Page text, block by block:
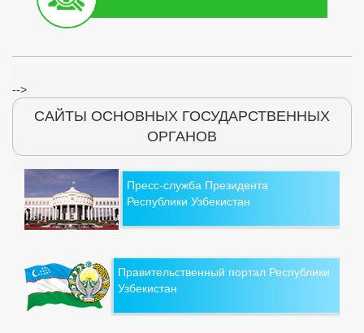
-->
САЙТЫ ОСНОВНЫХ ГОСУДАРСТВЕННЫХ
ОРГАНОВ
Пресс-служба Президента
Республики Узбекистан
Правительственный портал Республики
Узбекистан